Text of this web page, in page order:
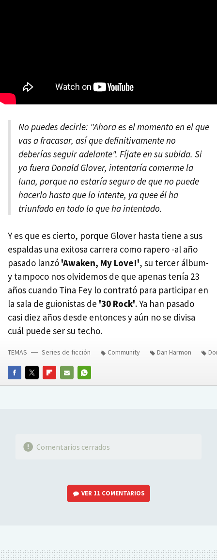
No puedes decirle: "Ahora es el momento en el que
vas a fracasar, así que definitivamente no
deberías seguir adelante". Fíjate en su subida. Si
yo fuera Donald Glover, intentaría comerme la
luna, porque no estaría seguro de que no puede
hacerlo hasta que lo intente, ya quee él ha
triunfado en todo lo que ha intentado.
Y es que es cierto, porque Glover hasta tiene a sus
espaldas una exitosa carrera como rapero -al año
pasado lanzó 'Awaken, My Love!', su tercer álbum-
y tampoco nos olvidemos de que apenas tenía 23
años cuando Tina Fey lo contrató para participar en
la sala de guionistas de '30 Rock'. Ya han pasado
casi diez años desde entonces y aún no se divisa
cuál puede ser su techo.
FACEBOOKTWITTERFLIPBOARD
E-
WHATSAPP
TEMAS Series de ficción Community Dan Harmon
Comentarios cerrados
VER 11 COMENTARIOS